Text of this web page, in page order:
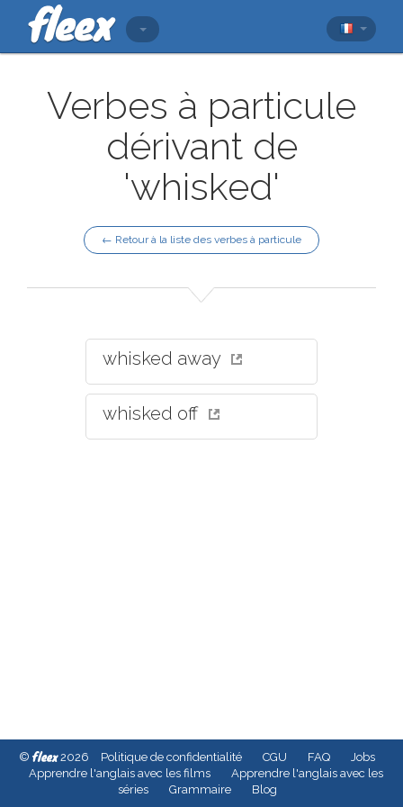
Verbes à particule
dérivant de
'whisked'
← Retour à la liste des verbes à particule
whisked away
whisked off
© fleex2026 Politique de confidentialité CGU FAQ
Jobs
Apprendre l'anglais avec les films
Apprendre l'anglais avec les
séries
Grammaire Blog